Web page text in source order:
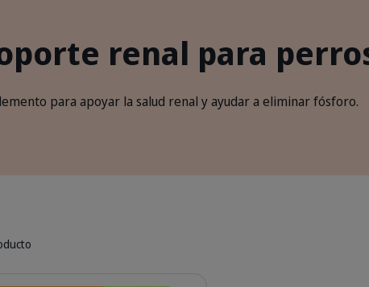
renal para
para apoyar la salud renal y ayudar a eliminar fósforo.